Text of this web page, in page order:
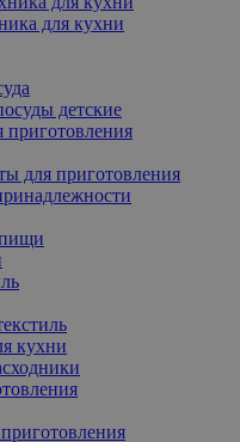
для кухни
детские
для приготовления
кухни